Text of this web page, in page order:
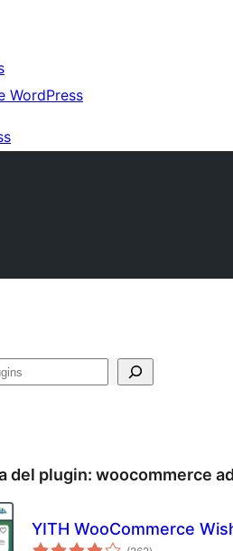
WordPress
del plugin: woocommerce
YITH WooCommerce
total